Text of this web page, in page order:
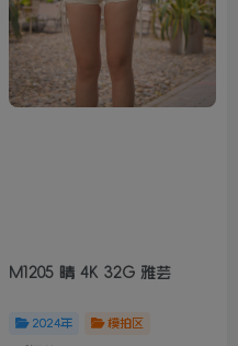
M1205 晴 4K 32G 雅芸
2024年 模拍区